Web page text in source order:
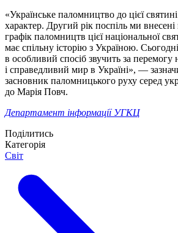
«Українське паломництво до цієї
характер. Другий рік поспіль ми
графік паломництв цієї національної
має спільну історію з Україною.
в особливий спосіб звучить за перемогу
і справедливий мир в Україні», —
засновник паломницького руху серед
до Марія Повч.
Департамент інформації УГКЦ
Поділитись
Категорія
Світ